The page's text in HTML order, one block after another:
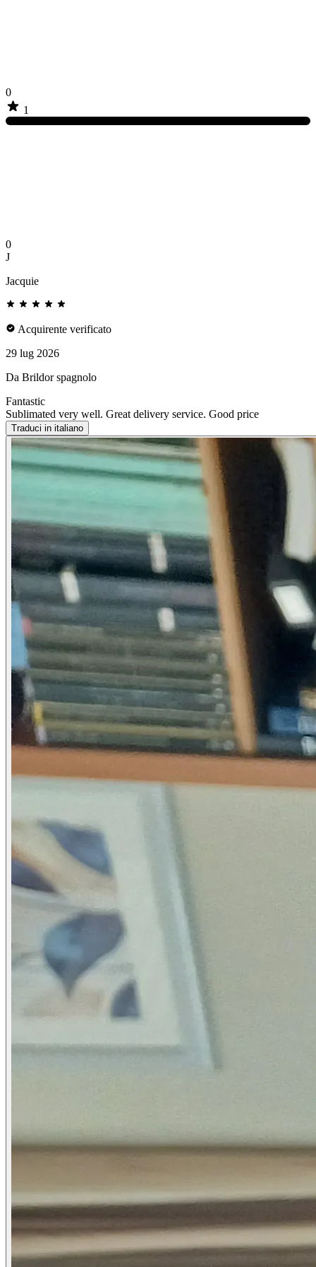
0
1
0
J
Jacquie
Acquirente verificato
29 lug 2026
Da Brildor spagnolo
Fantastic
Sublimated very well. Great delivery service. Good price
Traduci in italiano